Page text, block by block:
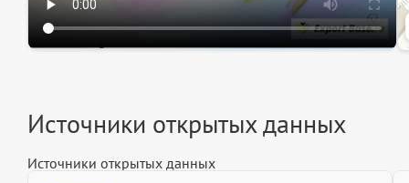
Источники открытых данных
Источники открытых данных